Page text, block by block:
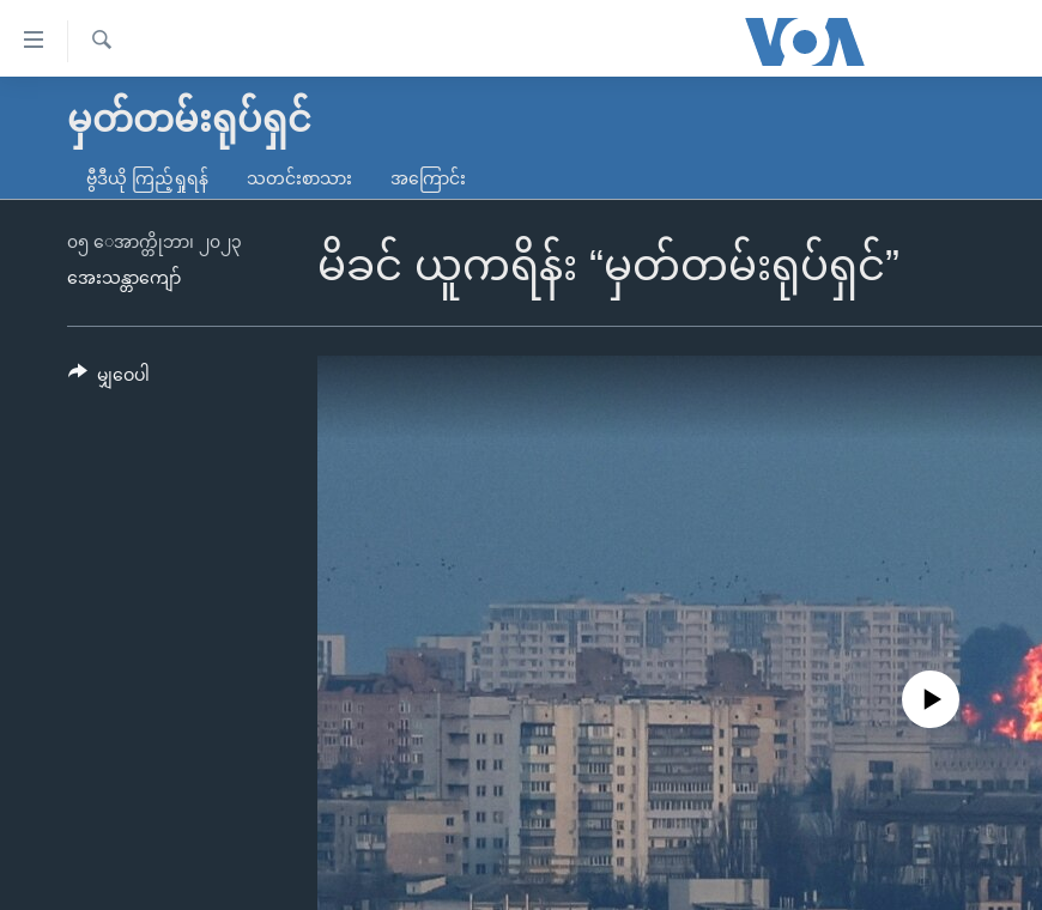
လွယ်ကူ
သည့်
မူလစာမျက်နှာ
ကမ္ဘာ့သတင်းများ
နိုင်ငံတကာ
အမေရိကန်
တရုတ်
အစ္စရေး-ပါလက်စတိုင်း
သတင်းလွတ်လပ်ခွင့်
ရပ်ဝန်းတခု လမ်းတခု အလွန်
အင်္ဂလိပ်စာလေ့လာမယ်
ရ
လာ
မှတ်တမ်းရုပ်ရှင်
ဗွီဒီယို ကြည့်ရှုရန် သတင်းစာသား အကြောင်း
မိခင် ယူကရိန်း “မှတ်တမ်းရုပ်ရှင်”
၀၅ ေအာက္တိုဘာ၊ ၂၀၂၃
အေးသန္တာကျော်
No media source currently
မျှဝေပါ